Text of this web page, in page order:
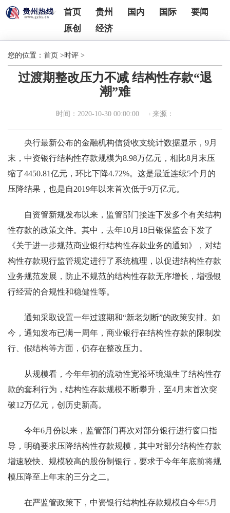
首页 贵州 国内 国际
要闻
原创
经济
您的位置： 首页 >时评 >
过渡期整改压力不减 结构性存款“退
潮”难
时间：2020-10-30 00:00:00 来源：
央行最新公布的金融机构信贷收支统计数据显示，9月
末，中资银行结构性存款规模为8.98万亿元，相比8月末压
缩了4450.81亿元，环比下降4.72%。这是最近连续5个月的
压降结果，也是自2019年以来首次低于9万亿元。
自资管新规发布以来，监管部门接连下发多个有关结构
性存款的政策文件。其中，去年10月18日银保监会下发了
《关于进一步规范商业银行结构性存款业务的通知》，对结
构性存款现行监管规定进行了系统梳理，以促进结构性存款
业务规范发展，防止不规范的结构性存款无序增长，增强银
行经营的合规性和稳健性等。
通知采取设置一年过渡期和“新老划断”的政策安排。如
今，通知发布已满一周年，商业银行在结构性存款的限制发
行、假结构等方面，仍存在整改压力。
从规模看，今年年初的流动性宽裕环境滋生了结构性存
款的套利行为，结构性存款规模不断攀升，至4月末首次突
破12万亿元，创历史新高。
今年6月份以来，监管部门再次对部分银行进行窗口指
导，明确要求压降结构性存款规模，其中对部分结构性存款
增速较快、规模较高的股份制银行，要求于今年年底前将规
模压降至上年末的三分之二。
在严监管政策下，中资银行结构性存款规模自今年5月